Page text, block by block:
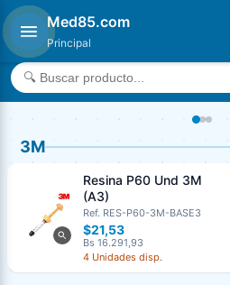
Med85.com
Principal
3M
Resina P60 Und 3M
(A3)
Ref. RES-P60-3M-BASE3
$21,53
Bs 16.291,93
4 Unidades disp.